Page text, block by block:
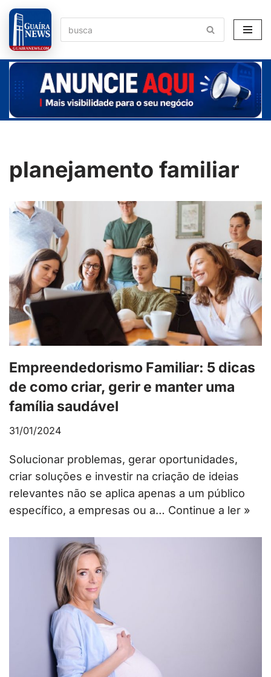
Pular
para
o
conteúdo
planejamento familiar
Empreendedorismo Familiar: 5 dicas
de como criar, gerir e manter uma
família saudável
31/01/2024
Solucionar problemas, gerar oportunidades,
criar soluções e investir na criação de ideias
relevantes não se aplica apenas a um público
específico, a empresas ou a… Continue a ler »